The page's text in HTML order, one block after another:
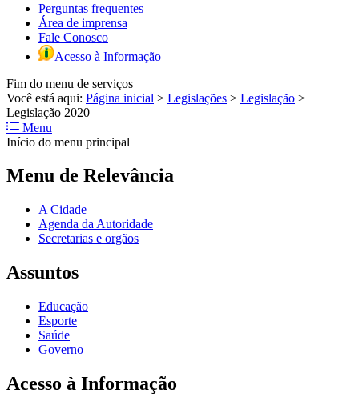
Perguntas frequentes
Área de imprensa
Fale Conosco
Acesso à Informação
Fim do menu de serviços
Você está aqui: Página inicial > Legislações > Legislação >
Legislação 2020
Menu
Início do menu principal
Menu de Relevância
A Cidade
Agenda da Autoridade
Secretarias e orgãos
Assuntos
Educação
Esporte
Saúde
Governo
Acesso à Informação